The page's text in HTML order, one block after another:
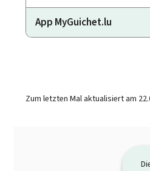
App MyGuichet.lu
Zum letzten Mal aktualisiert am